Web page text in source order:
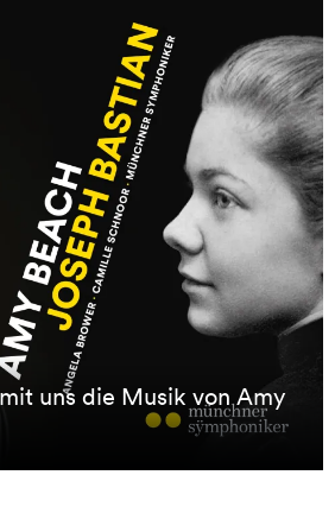
uns die Musik von Amy
uns die Musik von Amy